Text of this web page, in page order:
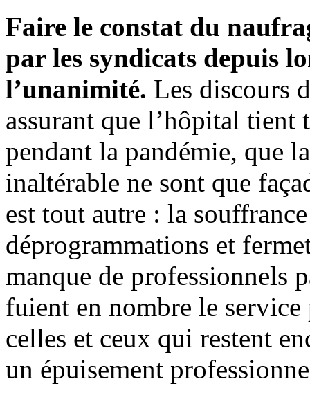
Faire le constat du
par les syndicats depuis
l’unanimité. Les discours
assurant que l’hôpital
pendant la pandémie, que
inaltérable ne sont que
est tout autre : la
déprogrammations et
manque de professionnels
fuient en nombre le
celles et ceux qui restent
un épuisement